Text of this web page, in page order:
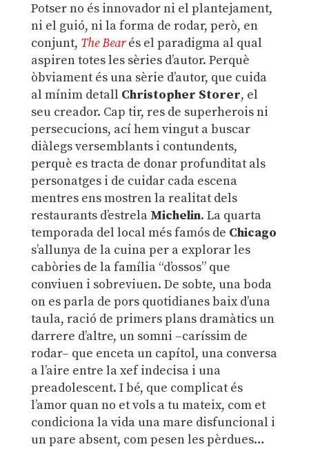
Potser no és innovador ni el plantejament,
ni el guió, ni la forma de rodar, però, en
conjunt, The Bearés el paradigma al qual
aspiren totes les sèries d’autor. Perquè
òbviament és una sèrie d’autor, que cuida
al mínim detall Christopher Storer, el
seu creador. Cap tir, res de superherois ni
persecucions, ací hem vingut a buscar
diàlegs versemblants i contundents,
perquè es tracta de donar profunditat als
personatges i de cuidar cada escena
mentres ens mostren la realitat dels
restaurants d’estrela Michelin. La quarta
temporada del local més famós de Chicago
s’allunya de la cuina per a explorar les
cabòries de la família “d’ossos” que
conviuen i sobreviuen. De sobte, una boda
on es parla de pors quotidianes baix d’una
taula, ració de primers plans dramàtics un
darrere d’altre, un somni –caríssim de
rodar– que enceta un capítol, una conversa
a l’aire entre la xef indecisa i una
preadolescent. I bé, que complicat és
l’amor quan no et vols a tu mateix, com et
condiciona la vida una mare disfuncional i
un pare absent, com pesen les pèrdues…